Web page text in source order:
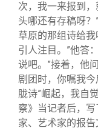
次，我一来报到
头哪还有存稿呀
草原的那组诗给
引人注目。”他答
说吧。”接着，他
剧团时，你嘱我今
胧诗”崛起，我自
察》当记者后，
家、艺术家的报